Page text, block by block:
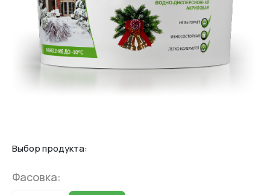
Выбор продукта:
Фасовка: